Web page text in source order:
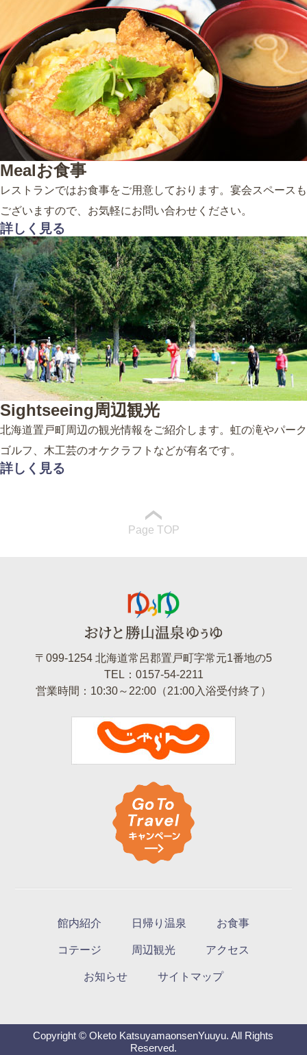
Mealお食事
レストランではお食事をご用意しております。宴会スペースも
ございますので、お気軽にお問い合わせください。
詳しく見る
Sightseeing周辺観光
北海道置戸町周辺の観光情報をご紹介します。虹の滝やパーク
ゴルフ、木工芸のオケクラフトなどが有名です。
詳しく見る
Page TOP
〒099-1254 北海道常呂郡置戸町字常元1番地の5
TEL：0157-54-2211
営業時間：10:30～22:00（21:00入浴受付終了）
館内紹介 日帰り温泉 お食事
コテージ 周辺観光 アクセス
お知らせ サイトマップ
Copyright © Oketo KatsuyamaonsenYuuyu. All Rights
Reserved.